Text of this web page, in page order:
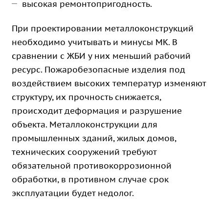
высокая ремонтопригодность.
При проектировании металлоконструкций
необходимо учитывать и минусы МК. В
сравнении с ЖБИ у них меньший рабочий
ресурс. Пожаробезопасные изделия под
воздействием высоких температур изменяют
структуру, их прочность снижается,
происходит деформация и разрушение
объекта. Металлоконструкции для
промышленных зданий, жилых домов,
технических сооружений требуют
обязательной противокоррозионной
обработки, в противном случае срок
эксплуатации будет недолог.